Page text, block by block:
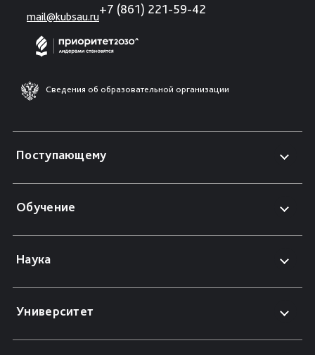
mail@kubsau.ru
+7 (861) 221-59-42
Сведения об образовательной организации
Поступающему
Обучение
Наука
Университет